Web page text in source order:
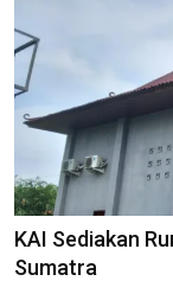
KAI Sediakan
Sumatra